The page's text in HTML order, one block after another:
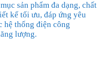
sản phẩm đa dạng, chất
kế tối ưu, đáp ứng yêu
hệ thống điện công
lượng.